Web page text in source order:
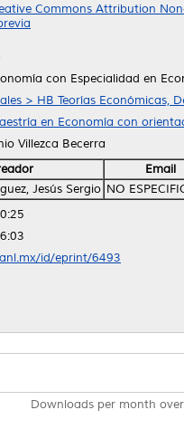
Commons Attribution
con Especialidad en
> HB Teorías Económicas,
en Economía con
Villezca Becerra
Email
Jesús Sergio NO
id/eprint/6493
Downloads per month